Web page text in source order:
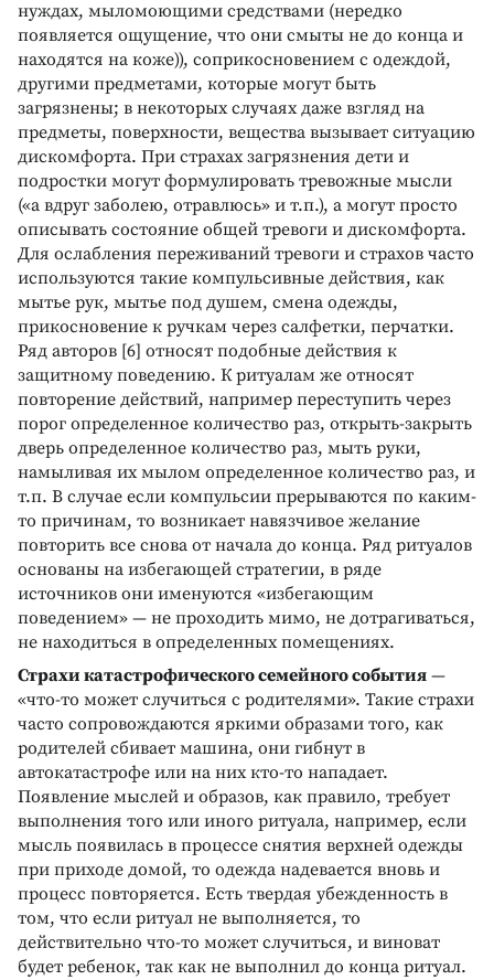
нуждах, мыломоющими средствами (нередко
появляется ощущение, что они смыты не до конца и
находятся на коже)), соприкосновением с одеждой,
другими предметами, которые могут быть
загрязнены; в некоторых случаях даже взгляд на
предметы, поверхности, вещества вызывает ситуацию
дискомфорта. При страхах загрязнения дети и
подростки могут формулировать тревожные мысли
(«а вдруг заболею, отравлюсь» и т.п.), а могут просто
описывать состояние общей тревоги и дискомфорта.
Для ослабления переживаний тревоги и страхов часто
используются такие компульсивные действия, как
мытье рук, мытье под душем, смена одежды,
прикосновение к ручкам через салфетки, перчатки.
Ряд авторов [6] относят подобные действия к
защитному поведению. К ритуалам же относят
повторение действий, например переступить через
порог определенное количество раз, открыть-закрыть
дверь определенное количество раз, мыть руки,
намыливая их мылом определенное количество раз, и
т.п. В случае если компульсии прерываются по каким-
то причинам, то возникает навязчивое желание
повторить все снова от начала до конца. Ряд ритуалов
основаны на избегающей стратегии, в ряде
источников они именуются «избегающим
поведением» — не проходить мимо, не дотрагиваться,
не находиться в определенных помещениях.
Страхи катастрофического семейного события —
«что-то может случиться с родителями». Такие страхи
часто сопровождаются яркими образами того, как
родителей сбивает машина, они гибнут в
автокатастрофе или на них кто-то нападает.
Появление мыслей и образов, как правило, требует
выполнения того или иного ритуала, например, если
мысль появилась в процессе снятия верхней одежды
при приходе домой, то одежда надевается вновь и
процесс повторяется. Есть твердая убежденность в
том, что если ритуал не выполняется, то
действительно что-то может случиться, и виноват
будет ребенок, так как не выполнил до конца ритуал.